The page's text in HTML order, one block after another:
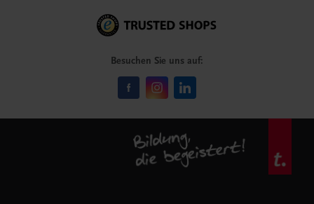
Besuchen Sie uns auf: